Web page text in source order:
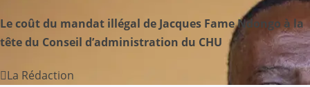
a
r
t
Le coût du mandat illégal de Jacques Fame Ndongo à la
tête du Conseil d’administration du CHU
La Rédaction